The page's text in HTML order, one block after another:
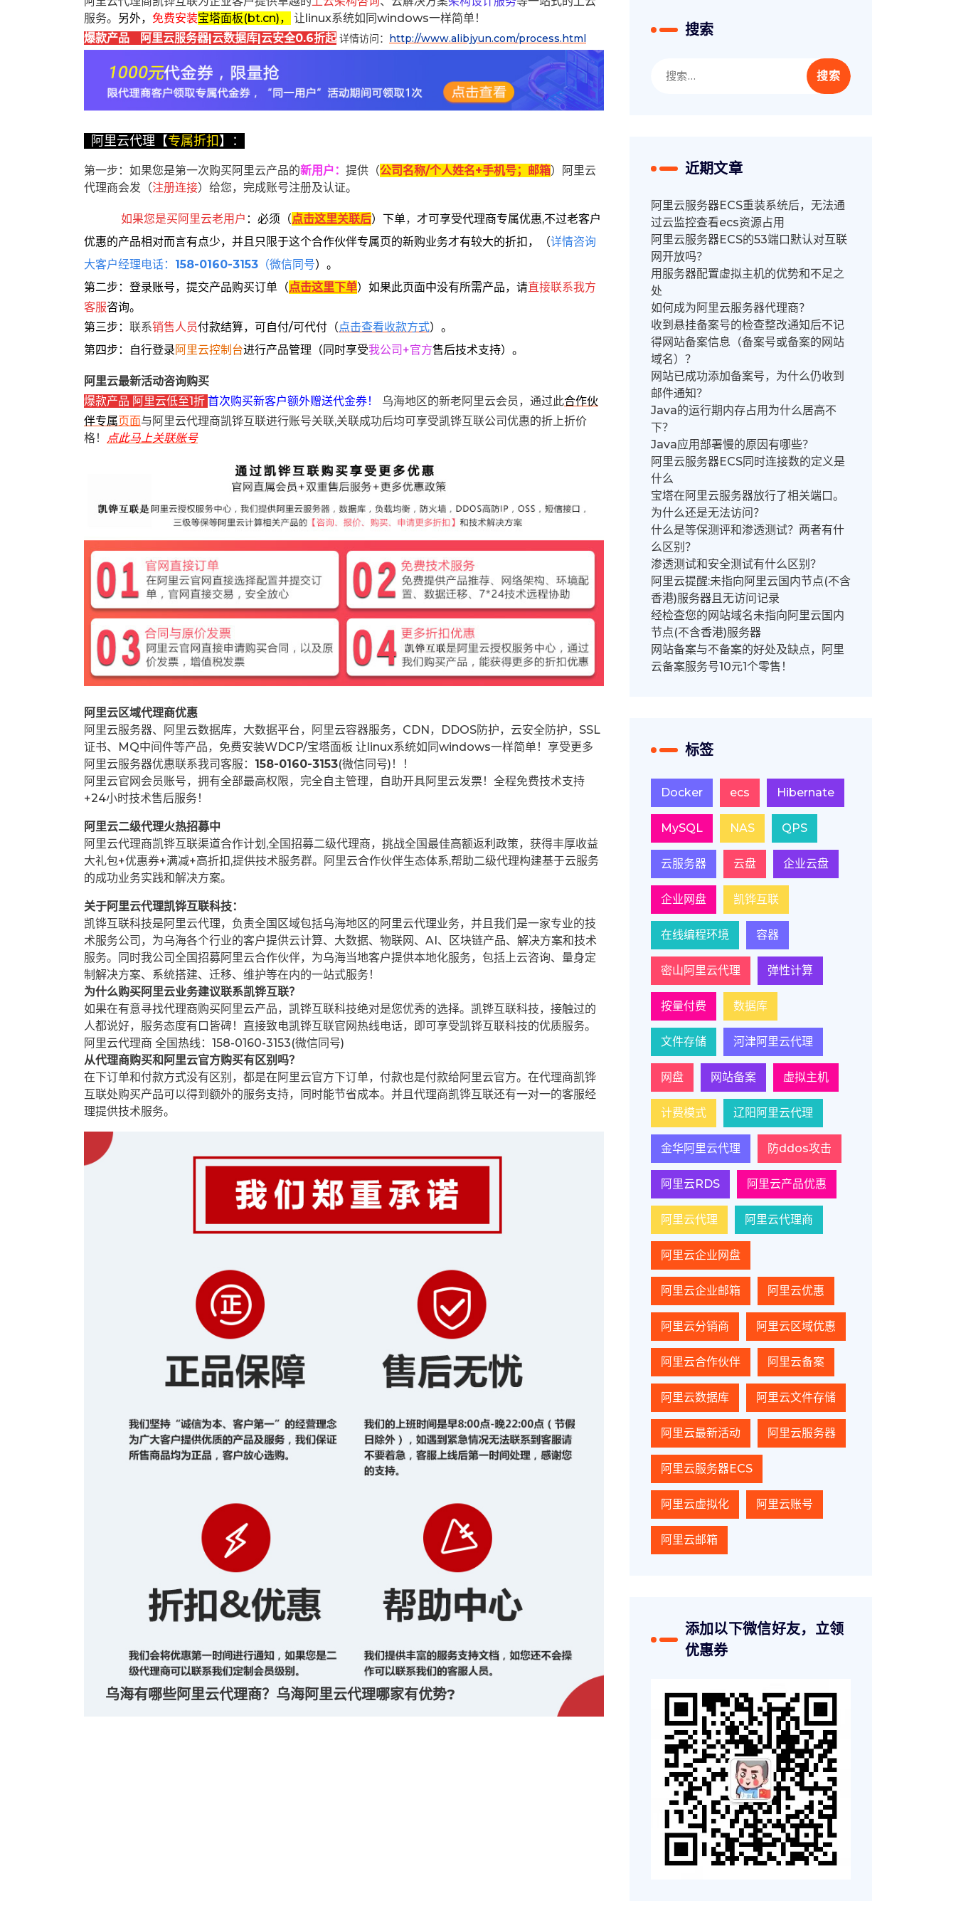
乌海有哪些阿里云代理商？乌海阿里云代理哪家有优势?
服务。 另外， 免费安装宝塔面板(bt.cn)，
让linux系统如同windows一样简单！
爆款产品 阿里云服务器|云数据库|云安全0.6折起 详情访问： http://www.alibjyun.com/process.html
阿里云代理【专属折扣】：
第一步：如果您是第一次购买阿里云产品的新用户 ： 提供（公司名称/个人姓名+手机号；邮箱）阿里云
代理商会发（注册连接）给您，完成账号注册及认证。
如果您是买阿里云老用户 ： 必须 （点击这里关联后） 下单， 才可享受代理商专属优惠,不过老客户
优惠的产品相对而言有点少，并且只限于这个合作伙伴专属页的新购业务才有较大的折扣，
（详情咨询
大客户经理电话： 158-0160-3153 （微信同号）。
第二步：登录账号，提交产品购买订单（点击这里下单） 如果此页面中没有所需产品，请直接联系我方
客服咨询。
第三步： 联系销售人员付款结算，可自付/可代付（点击查看收款方式）。
第四步：自行登录 阿里云控制台进行产品管理（同时享受我公司+官方售后技术支持）。
阿里云最新活动咨询购买
爆款产品 阿里云低至1折 首次购买新客户额外赠送代金券！ 乌海地区的新老阿里云会员，通过此合作伙
伴专属页面与阿里云代理商凯铧互联进行账号关联,关联成功后均可享受凯铧互联公司优惠的折上折价
格！ 点此马上关联账号
阿里云区域代理商优惠
阿里云服务器、阿里云数据库，大数据平台，阿里云容器服务，CDN，DDOS防护，云安全防护，SSL
证书、MQ中间件等产品，免费安装WDCP/宝塔面板 让linux系统如同windows一样简单！享受更多
阿里云服务器优惠联系我司客服： 158-0160-3153(微信同号)！！
阿里云官网会员账号，拥有全部最高权限，完全自主管理，自助开具阿里云发票！全程免费技术支持
+24小时技术售后服务！
阿里云二级代理火热招募中
阿里云代理商凯铧互联渠道合作计划,全国招募二级代理商，挑战全国最佳高额返利政策，获得丰厚收益
大礼包+优惠券+满减+高折扣,提供技术服务群。阿里云合作伙伴生态体系,帮助二级代理构建基于云服务
的成功业务实践和解决方案。
关于阿里云代理凯铧互联科技：
凯铧互联科技是阿里云代理，负责全国区域包括乌海地区的阿里云代理业务，并且我们是一家专业的技
术服务公司，为乌海各个行业的客户提供云计算、大数据、物联网、AI、区块链产品、解决方案和技术
服务。同时我公司全国招募阿里云合作伙伴，为乌海当地客户提供本地化服务，包括上云咨询、量身定
制解决方案、系统搭建、迁移、维护等在内的一站式服务！
为什么购买阿里云业务建议联系凯铧互联？
如果在有意寻找代理商购买阿里云产品，凯铧互联科技绝对是您优秀的选择。凯铧互联科技，接触过的
人都说好，服务态度有口皆碑！直接致电凯铧互联官网热线电话，即可享受凯铧互联科技的优质服务。
阿里云代理商 全国热线：158-0160-3153(微信同号)
从代理商购买和阿里云官方购买有区别吗？
在下订单和付款方式没有区别，都是在阿里云官方下订单，付款也是付款给阿里云官方。在代理商凯铧
互联处购买产品可以得到额外的服务支持，同时能节省成本。并且代理商凯铧互联还有一对一的客服经
理提供技术服务。
搜索
索：
近期文章
阿里云服务器ECS重装系统后，无法通
过云监控查看ecs资源占用
阿里云服务器ECS的53端口默认对互联
网开放吗？
用服务器配置虚拟主机的优势和不足之
处
如何成为阿里云服务器代理商？
收到悬挂备案号的检查整改通知后不记
得网站备案信息（备案号或备案的网站
域名）？
网站已成功添加备案号，为什么仍收到
邮件通知？
Java的运行期内存占用为什么居高不
下？
Java应用部署慢的原因有哪些？
阿里云服务器ECS同时连接数的定义是
什么
宝塔在阿里云服务器放行了相关端口。
为什么还是无法访问？
什么是等保测评和渗透测试？两者有什
么区别？
渗透测试和安全测试有什么区别？
阿里云提醒:未指向阿里云国内节点(不含
香港)服务器且无访问记录
经检查您的网站域名未指向阿里云国内
节点(不含香港)服务器
网站备案与不备案的好处及缺点，阿里
云备案服务号10元1个零售！
标签
Docker ecs Hibernate
MySQL NAS QPS
云服务器 云盘 企业云盘
企业网盘 凯铧互联
在线编程环境 容器
密山阿里云代理 弹性计算
按量付费 数据库
文件存储 河津阿里云代理
网盘 网站备案 虚拟主机
计费模式 辽阳阿里云代理
金华阿里云代理 防ddos攻击
阿里云RDS 阿里云产品优惠
阿里云代理 阿里云代理商
阿里云企业网盘
阿里云企业邮箱 阿里云优惠
阿里云分销商 阿里云区域优惠
阿里云合作伙伴 阿里云备案
阿里云数据库 阿里云文件存储
阿里云最新活动 阿里云服务器
阿里云服务器ECS
阿里云虚拟化 阿里云账号
阿里云邮箱
添加以下微信好友，立领
优惠券